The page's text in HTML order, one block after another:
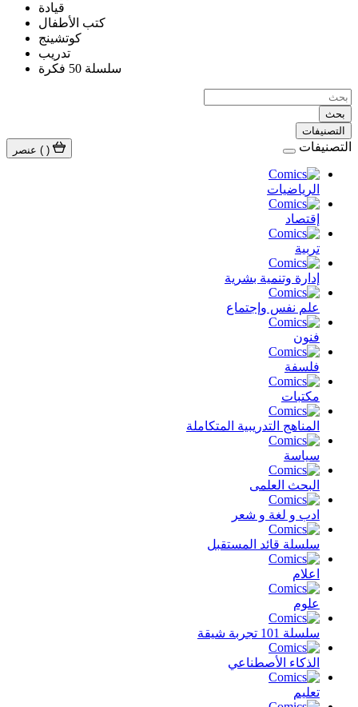
قيادة
كتب الأطفال
كوتشينج
تدريب
سلسلة 50 فكرة
بحث
) عنصر
التصنيفات
التصنيفات
الرياضيات
إقتصاد
تربية
إدارة وتنمية بشرية
علم نفس وإجتماع
فنون
فلسفة
مكتبات
المناهج التدريبية المتكاملة
سياسة
البحث العلمى
ادب و لغة و شعر
سلسلة قائد المستقبل
اعلام
علوم
سلسلة 101 تجربة شيقة
الذكاء الأصطناعي
تعليم